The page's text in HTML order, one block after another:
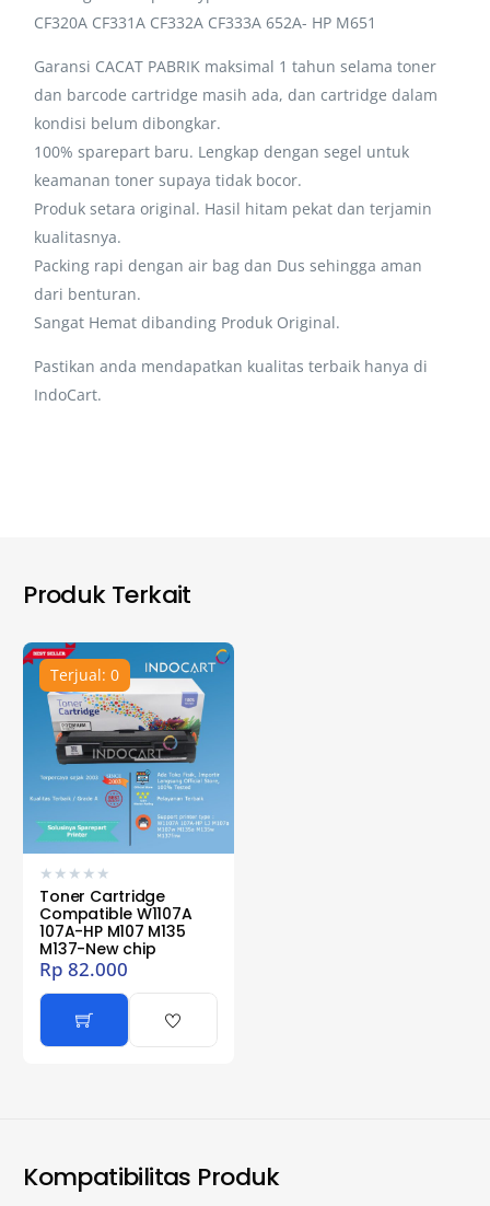
CF320A CF331A CF332A CF333A 652A- HP M651
Garansi CACAT PABRIK maksimal 1 tahun selama toner
dan barcode cartridge masih ada, dan cartridge dalam
kondisi belum dibongkar.
100% sparepart baru. Lengkap dengan segel untuk
keamanan toner supaya tidak bocor.
Produk setara original. Hasil hitam pekat dan terjamin
kualitasnya.
Packing rapi dengan air bag dan Dus sehingga aman
dari benturan.
Sangat Hemat dibanding Produk Original.
Pastikan anda mendapatkan kualitas terbaik hanya di
IndoCart.
Produk Terkait
Terjual: 0
★ ★ ★ ★ ★
Toner Cartridge
Compatible W1107A
107A-HP M107 M135
M137-New chip
Rp 82.000
Kompatibilitas Produk